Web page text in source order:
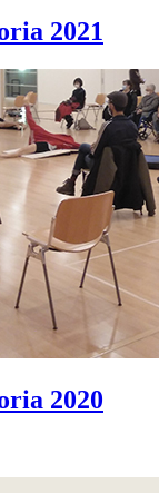
2021
2020